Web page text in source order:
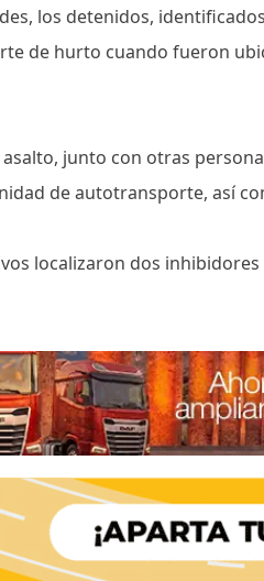
los detenidos, identificados
de hurto cuando fueron
junto con otras
de autotransporte, así
localizaron dos